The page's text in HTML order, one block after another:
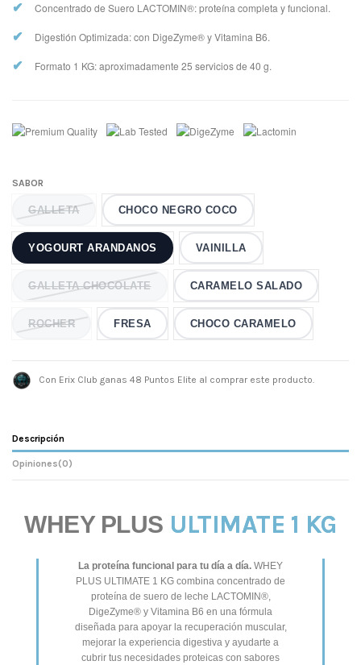
✔ Concentrado de Suero LACTOMIN®: proteína completa y funcional.
✔ Digestión Optimizada: con DigeZyme® y Vitamina B6.
✔ Formato 1 KG: aproximadamente 25 servicios de 40 g.
SABOR
GALLETA CHOCO NEGRO COCO
YOGOURT ARANDANOS VAINILLA
GALLETA CHOCOLATE CARAMELO SALADO
ROCHER FRESA CHOCO CARAMELO
Con Erix Club ganas 48 Puntos Elite al comprar este producto.
Descripción
Opiniones(0)
WHEY PLUS ULTIMATE 1 KG
La proteína funcional para tu día a día. WHEY
PLUS ULTIMATE 1 KG combina concentrado de
proteína de suero de leche LACTOMIN®,
DigeZyme® y Vitamina B6 en una fórmula
diseñada para apoyar la recuperación muscular,
mejorar la experiencia digestiva y ayudarte a
cubrir tus necesidades proteicas con sabores